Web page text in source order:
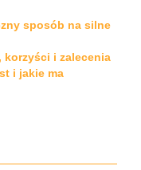
sposób na silne
korzyści i zalecenia
i jakie ma